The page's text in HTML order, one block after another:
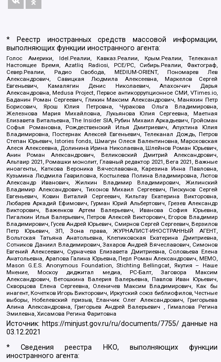
* Реестр иностранных средств массовой информации,
выполняющих функции иностранного агента:
Голос Америки, Idel.Реалии, Кавказ.Реалии, Крым.Реалии, Телеканал
Настоящее Время, Azatliq Radiosi, PCE/PC, Сибирь.Реалии, Фактограф,
Север.Реалии, Радио Свобода, MEDIUM-ORIENT, Пономарев Лев
Александрович, Савицкая Людмила Алексеевна, Маркелов Сергей
Евгеньевич, Камалягин Денис Николаевич, Апахончич Дарья
Александровна, Medusa Project, Первое антикоррупционное СМИ, VTimes.io,
Баданин Роман Сергеевич, Гликин Максим Александрович, Маняхин Петр
Борисович, Ярош Юлия Петровна, Чуракова Ольга Владимировна,
Железнова Мария Михайловна, Лукьянова Юлия Сергеевна, Маетная
Елизавета Витальевна, The Insider SIA, Рубин Михаил Аркадьевич, Гройсман
Софья Романовна, Рождественский Илья Дмитриевич, Апухтина Юлия
Владимировна, Постернак Алексей Евгеньевич, Телеканал Дождь, Петров
Степан Юрьевич, Istories fonds, Шмагун Олеся Валентиновна, Мароховская
Алеся Алексеевна, Долинина Ирина Николаевна, Шлейнов Роман Юрьевич,
Анин Роман Александрович, Великовский Дмитрий Александрович,
Альтаир 2021, Ромашки монолит, Главный редактор 2021, Вега 2021, Важные
иноагенты, Каткова Вероника Вячеславовна, Карезина Инна Павловна,
Кузьмина Людмила Гавриловна, Костылева Полина Владимировна, Лютов
Александр Иванович, Жилкин Владимир Владимирович, Жилинский
Владимир Александрович, Тихонов Михаил Сергеевич, Пискунов Сергей
Евгеньевич, Ковин Виталий Сергеевич, Кильтау Екатерина Викторовна,
Любарев Аркадий Ефимович, Гурман Юрий Альбертович, Грезев Александр
Викторович, Важенков Артем Валерьевич, Иванова София Юрьевна,
Пигалкин Илья Валерьевич, Петров Алексей Викторович, Егоров Владимир
Владимирович, Гусев Андрей Юрьевич, Смирнов Сергей Сергеевич, Верзилов
Петр Юрьевич, ЗП, Зона права, ЖУРНАЛИСТ-ИНОСТРАННЫЙ АГЕНТ,
Вольтская Татьяна Анатольевна, Клепиковская Екатерина Дмитриевна,
Сотников Даниил Владимирович, Захаров Андрей Вячеславович, Симонов
Евгений Алексеевич, Сурначева Елизавета Дмитриевна, Соловьева Елена
Анатольевна, Арапова Галина Юрьевна, Перл Роман Александрович, МЕМО,
Mason G.E.S. Anonymous Foundation, Stichting Bellingcat, Якутия – Наше
Мнение, Москоу диджитал медиа, РС-Балт, Заговора Максим
Александрович, Ветошкина Валерия Валерьевна, Павлов Иван Юрьевич,
Скворцова Елена Сергеевна, Оленичев Максим Владимирович, Как бы
инагент, Кочетков Игорь Викторович, Иркутский союз библиофилов, Честные
выборы, Нобелевский призыв, Еланчик Олег Александрович, Григорьева
Алина Александровна, Григорьев Андрей Валерьевич , Гималова Регина
Эмилевна, Хисамова Регина Фаритовна
Источник: https://minjust.gov.ru/ru/documents/7755/ данные на
03.12.2021
* Сведения реестра НКО, выполняющих функции
иностранного агента: